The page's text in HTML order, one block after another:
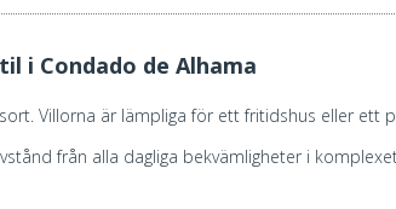
i Condado de Alhama
Villorna är lämpliga för ett fritidshus eller
från alla dagliga bekvämligheter i